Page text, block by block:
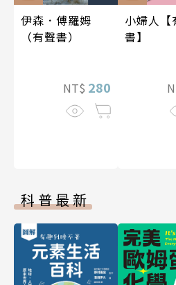
伊森．傅羅姆
（有聲書）
NT$ 280
小婦人【
書】
科普最新